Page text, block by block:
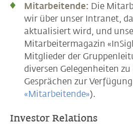
Mitarbeitende: Die
wir über unser Intranet,
aktualisiert wird, und
Mitarbeitermagazin
Mitglieder der
diversen Gelegenheiten
Gesprächen zur
«Mitarbeitende»).
Investor Relations